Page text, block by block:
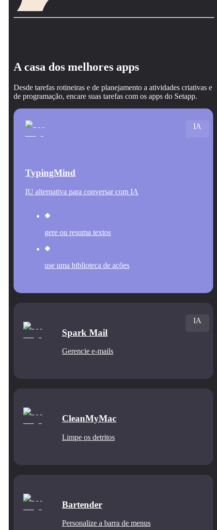
A casa dos melhores apps
Desde tarefas rotineiras e de planejamento a atividades criativas e
de programação, encare suas tarefas com os apps do Setapp.
TypingMind
IU alternativa para conversar com IA
gere ou resuma textos
use uma biblioteca de ações
IA
Spark Mail
Gerencie e‑mails
IA
CleanMyMac
Limpe os detritos
Bartender
Personalize a barra de menus